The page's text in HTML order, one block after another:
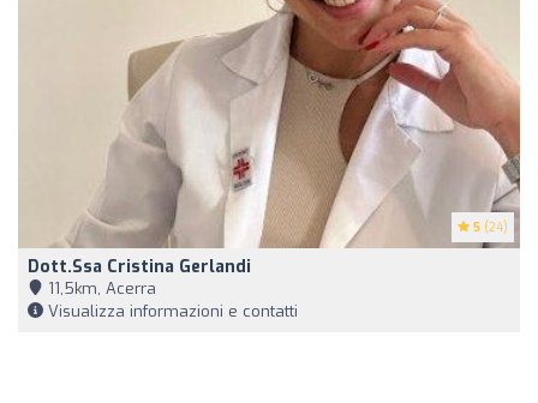
5 (24)
Dott.ssa Cristina Gerlandi
11,5km, Acerra
Visualizza informazioni e contatti